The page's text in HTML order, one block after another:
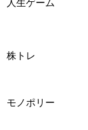
人生ゲーム
株トレ
モノポリー